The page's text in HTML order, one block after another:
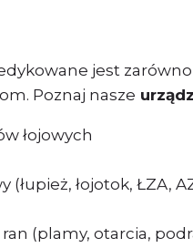
jest
Poznaj nasze
łojowych
łojotok, ŁZA,
(plamy, otarcia,